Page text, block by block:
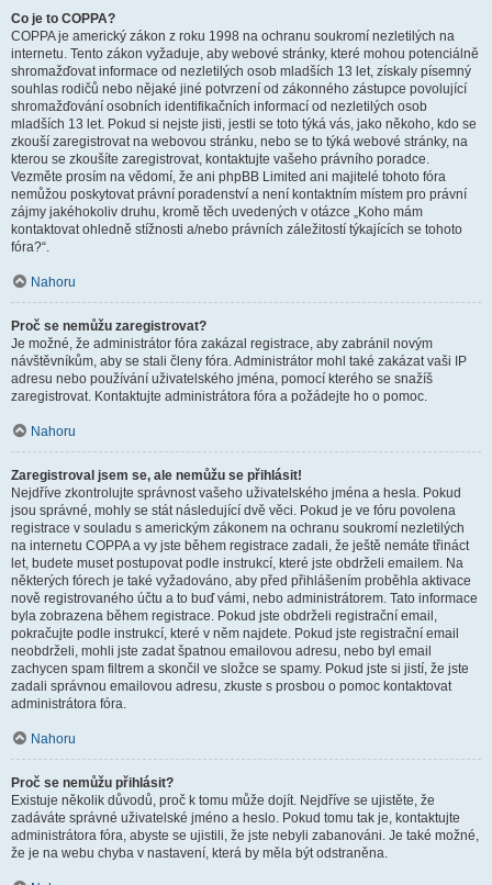
Co je to COPPA?
COPPA je americký zákon z roku 1998 na ochranu soukromí nezletilých na
internetu. Tento zákon vyžaduje, aby webové stránky, které mohou potenciálně
shromažďovat informace od nezletilých osob mladších 13 let, získaly písemný
souhlas rodičů nebo nějaké jiné potvrzení od zákonného zástupce povolující
shromažďování osobních identifikačních informací od nezletilých osob
mladších 13 let. Pokud si nejste jisti, jestli se toto týká vás, jako někoho, kdo se
zkouší zaregistrovat na webovou stránku, nebo se to týká webové stránky, na
kterou se zkoušíte zaregistrovat, kontaktujte vašeho právního poradce.
Vezměte prosím na vědomí, že ani phpBB Limited ani majitelé tohoto fóra
nemůžou poskytovat právní poradenství a není kontaktním místem pro právní
zájmy jakéhokoliv druhu, kromě těch uvedených v otázce „Koho mám
kontaktovat ohledně stížnosti a/nebo právních záležitostí týkajících se tohoto
fóra?“.
Nahoru
Proč se nemůžu zaregistrovat?
Je možné, že administrátor fóra zakázal registrace, aby zabránil novým
návštěvníkům, aby se stali členy fóra. Administrátor mohl také zakázat vaši IP
adresu nebo používání uživatelského jména, pomocí kterého se snažíš
zaregistrovat. Kontaktujte administrátora fóra a požádejte ho o pomoc.
Nahoru
Zaregistroval jsem se, ale nemůžu se přihlásit!
Nejdříve zkontrolujte správnost vašeho uživatelského jména a hesla. Pokud
jsou správné, mohly se stát následující dvě věci. Pokud je ve fóru povolena
registrace v souladu s americkým zákonem na ochranu soukromí nezletilých
na internetu COPPA a vy jste během registrace zadali, že ještě nemáte třináct
let, budete muset postupovat podle instrukcí, které jste obdrželi emailem. Na
některých fórech je také vyžadováno, aby před přihlášením proběhla aktivace
nově registrovaného účtu a to buď vámi, nebo administrátorem. Tato informace
byla zobrazena během registrace. Pokud jste obdrželi registrační email,
pokračujte podle instrukcí, které v něm najdete. Pokud jste registrační email
neobdrželi, mohli jste zadat špatnou emailovou adresu, nebo byl email
zachycen spam filtrem a skončil ve složce se spamy. Pokud jste si jistí, že jste
zadali správnou emailovou adresu, zkuste s prosbou o pomoc kontaktovat
administrátora fóra.
Nahoru
Proč se nemůžu přihlásit?
Existuje několik důvodů, proč k tomu může dojít. Nejdříve se ujistěte, že
zadáváte správné uživatelské jméno a heslo. Pokud tomu tak je, kontaktujte
administrátora fóra, abyste se ujistili, že jste nebyli zabanováni. Je také možné,
že je na webu chyba v nastavení, která by měla být odstraněna.